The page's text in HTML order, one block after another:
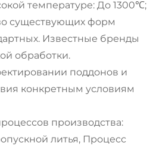
температуре: До 1300℃;
существующих форм
Известные бренды
обработки.
поддонов и
конкретным условиям
производства:
литья, Процесс